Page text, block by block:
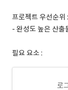
프로젝트 우선순위 :
- 완성도 높은 산출
필요 요소 :
로